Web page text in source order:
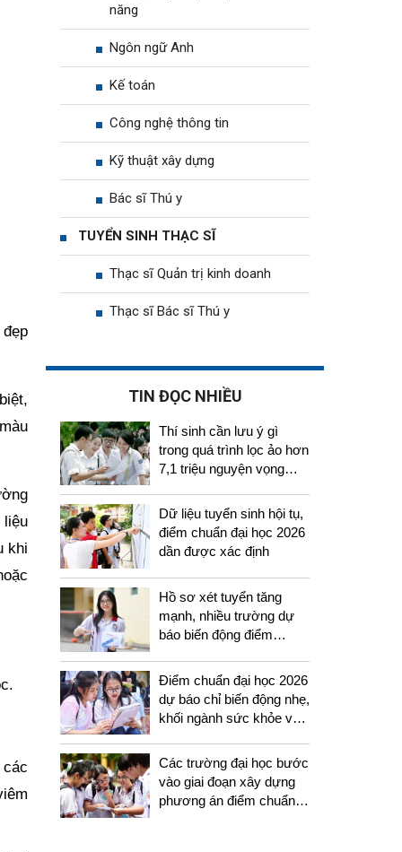
liệu
khi
năng
Ngôn ngữ Anh
Kế toán
Công nghệ thông tin
Kỹ thuật xây dựng
Bác sĩ Thú y
TUYỂN SINH THẠC SĨ
Thạc sĩ Quản trị kinh doanh
Thạc sĩ Bác sĩ Thú y
TIN ĐỌC NHIỀU
Thí sinh cần lưu ý gì
trong quá trình lọc ảo hơn
7,1 triệu nguyện vọng
Dữ liệu tuyển sinh hội tụ,
điểm chuẩn đại học 2026
dần được xác định
Hồ sơ xét tuyển tăng
mạnh, nhiều trường dự
báo biến động điểm
Điểm chuẩn đại học 2026
dự báo chỉ biến động nhẹ,
khối ngành sức khỏe vẫn
Các trường đại học bước
vào giai đoạn xây dựng
phương án điểm chuẩn,